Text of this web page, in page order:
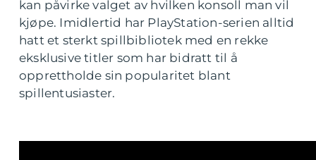
kan påvirke valget av hvilken konsoll man vil
kjøpe. Imidlertid har PlayStation-serien alltid
hatt et sterkt spillbibliotek med en rekke
eksklusive titler som har bidratt til å
opprettholde sin popularitet blant
spillentusiaster.